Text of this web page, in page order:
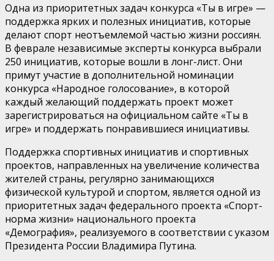
Одна из приоритетных задач конкурса «Ты в игре» —
поддержка ярких и полезных инициатив, которые
делают спорт неотъемлемой частью жизни россиян.
В феврале независимые эксперты конкурса выбрали
250 инициатив, которые вошли в лонг-лист. Они
примут участие в дополнительной номинации
конкурса «Народное голосование», в которой
каждый желающий поддержать проект может
зарегистрироваться на официальном сайте «Ты в
игре» и поддержать понравившиеся инициативы.
Поддержка спортивных инициатив и спортивных
проектов, направленных на увеличение количества
жителей страны, регулярно занимающихся
физической культурой и спортом, является одной из
приоритетных задач федерального проекта «Спорт-
норма жизни» национального проекта
«Демография», реализуемого в соответствии с указом
Президента России Владимира Путина.